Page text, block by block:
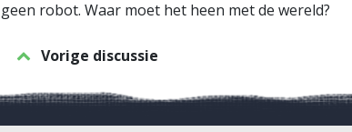
robot. Waar moet het heen met de wereld?
Vorige discussie